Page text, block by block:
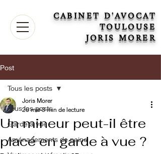
CABINET D'AVOCAT
TOULOUSE
JORIS MORER
Post
Tous les posts
Garde à vue
Aménagements de peine
Tous les posts
Un mineur peut-il être
placé en garde à vue ?
Joris Morer
26 mai 3 min de lecture